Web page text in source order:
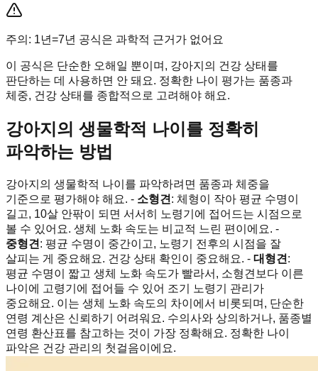
주의: 1년=7년 공식은 과학적 근거가 없어요
이 공식은 단순한 오해일 뿐이며, 강아지의 건강 상태를
판단하는 데 사용하면 안 돼요. 정확한 나이 평가는 품종과
체중, 건강 상태를 종합적으로 고려해야 해요.
강아지의 생물학적 나이를 정확히
파악하는 방법
강아지의 생물학적 나이를 파악하려면 품종과 체중을
기준으로 평가해야 해요. - 소형견 : 체형이 작아 평균 수명이
길고, 10살 안팎이 되면 서서히 노령기에 접어드는 시점으로
볼 수 있어요. 생체 노화 속도는 비교적 느린 편이에요. -
중형견 : 평균 수명이 중간이고, 노령기 전후의 시점을 잘
살피는 게 중요해요. 건강 상태 확인이 중요해요. - 대형견 :
평균 수명이 짧고 생체 노화 속도가 빨라서, 소형견보다 이른
나이에 고령기에 접어들 수 있어 조기 노령기 관리가
중요해요. 이는 생체 노화 속도의 차이에서 비롯되며, 단순한
연령 계산은 신뢰하기 어려워요. 수의사와 상의하거나, 품종별
연령 환산표를 참고하는 것이 가장 정확해요. 정확한 나이
파악은 건강 관리의 첫걸음이에요.